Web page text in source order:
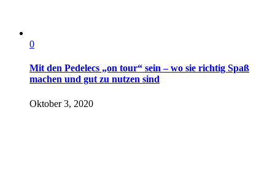
0
Mit den Pedelecs „on tour“ sein – wo sie richtig Spaß
machen und gut zu nutzen sind
Oktober 3, 2020